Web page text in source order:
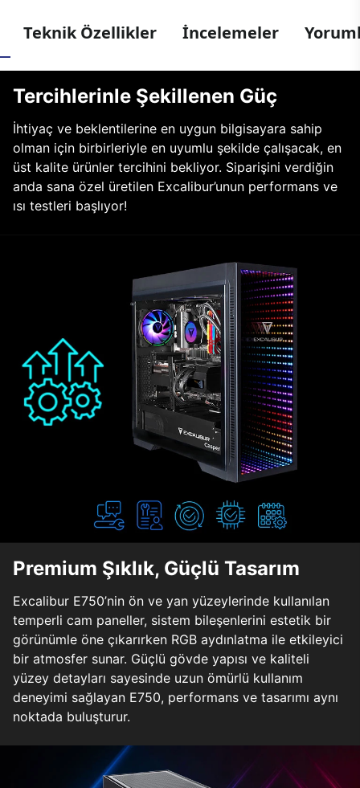
Teknik Özellikler İncelemeler
Tercihlerinle Şekillenen Güç
İhtiyaç ve beklentilerine en uygun bilgisayara sahip
olman için birbirleriyle en uyumlu şekilde çalışacak, en
üst kalite ürünler tercihini bekliyor. Siparişini verdiğin
anda sana özel üretilen Excalibur’unun performans ve
ısı testleri başlıyor!
Premium Şıklık, Güçlü Tasarım
Excalibur E750’nin ön ve yan yüzeylerinde kullanılan
temperli cam paneller, sistem bileşenlerini estetik bir
görünümle öne çıkarırken RGB aydınlatma ile etkileyici
bir atmosfer sunar. Güçlü gövde yapısı ve kaliteli
yüzey detayları sayesinde uzun ömürlü kullanım
deneyimi sağlayan E750, performans ve tasarımı aynı
noktada buluşturur.